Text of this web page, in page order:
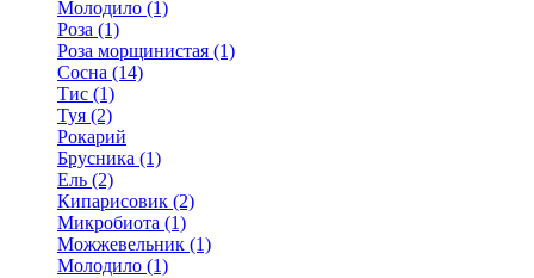
Молодило (1)
Роза (1)
Роза морщинистая (1)
Сосна (14)
Тис (1)
Туя (2)
Рокарий
Брусника (1)
Ель (2)
Кипарисовик (2)
Микробиота (1)
Можжевельник (1)
Молодило (1)